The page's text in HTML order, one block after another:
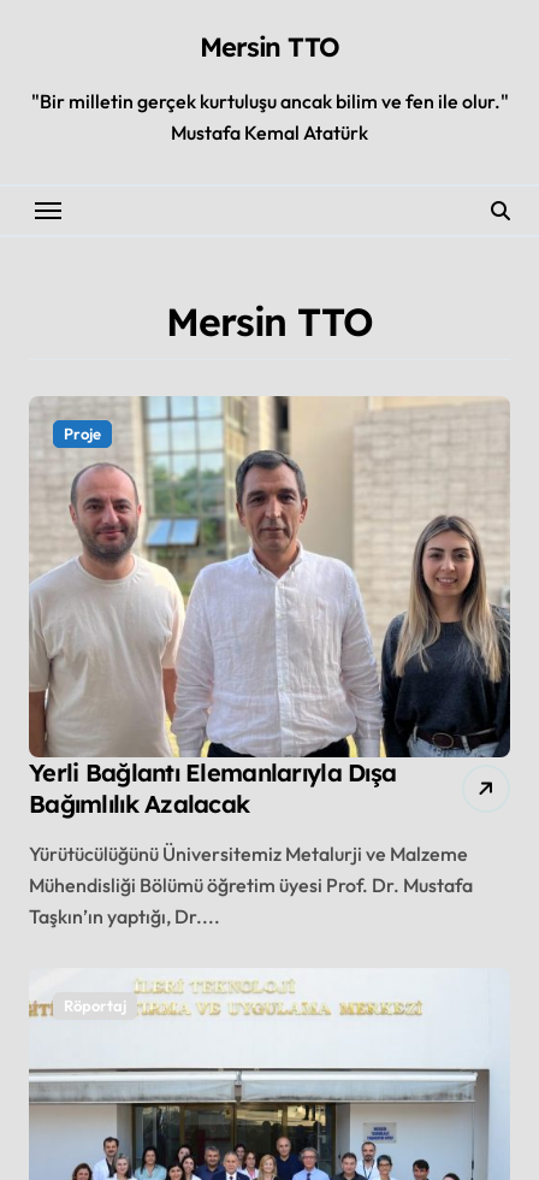
Mersin TTO
"Bir milletin gerçek kurtuluşu ancak bilim ve fen ile olur."
Mustafa Kemal Atatürk
Mersin TTO
Proje
Yerli Bağlantı Elemanlarıyla Dışa
Bağımlılık Azalacak
Yürütücülüğünü Üniversitemiz Metalurji ve Malzeme
Mühendisliği Bölümü öğretim üyesi Prof. Dr. Mustafa
Taşkın’ın yaptığı, Dr....
Röportaj